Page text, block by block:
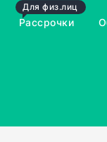
Для физ.лиц
Рассрочки